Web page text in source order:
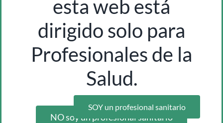
fonendo doble para aprendizaje medical waitch
Inicia sesión como profesional para ver los precios
esta web está
dirigido solo para
Profesionales de la
Salud.
SOY un profesional sanitario
NO soy un profesional sanitario